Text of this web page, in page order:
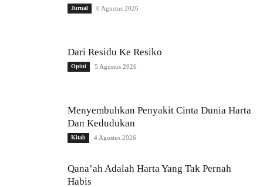
Jurnal 6 Agustus 2026
Dari Residu Ke Resiko
Opini 5 Agustus 2026
Menyembuhkan Penyakit Cinta Dunia Harta
Dan Kedudukan
Kitab 4 Agustus 2026
Qana’ah Adalah Harta Yang Tak Pernah
Habis